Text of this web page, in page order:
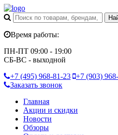
Время работы:
ПН-ПТ 09:00 - 19:00
СБ-ВС - выходной
+7 (495) 968-81-23 +7 (903)
Заказать звонок
Главная
Акции и скидки
Новости
Обзоры